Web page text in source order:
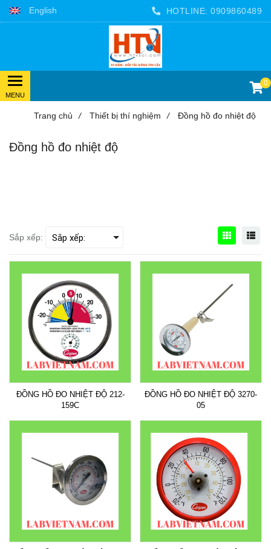
English HOTLINE: 0909860489
0
Trang chủ / Thiết bị thí nghiệm / Đồng hồ đo nhiệt độ
Đồng hồ đo nhiệt độ
Sắp xếp:
ĐỒNG HỒ ĐO NHIỆT ĐỘ 212-
159C
ĐỒNG HỒ ĐO NHIỆT ĐỘ 3270-
05